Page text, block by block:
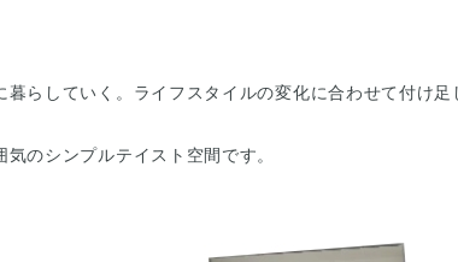
らしていく。ライフスタイルの変化に合わせて付け
のシンプルテイスト空間です。